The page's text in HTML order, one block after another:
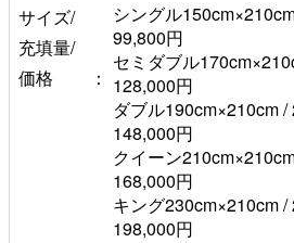
サイズ/
充填量/
価格
シングル
99,800円
セミダブル
128,000円
ダブル190cm×210cm /
148,000円
クイーン
168,000円
キング230cm×210cm /
198,000円